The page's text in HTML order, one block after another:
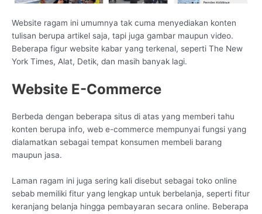
Website ragam ini umumnya tak cuma menyediakan konten
tulisan berupa artikel saja, tapi juga gambar maupun video.
Beberapa figur website kabar yang terkenal, seperti The New
York Times, Alat, Detik, dan masih banyak lagi.
Website E-Commerce
Berbeda dengan beberapa situs di atas yang memberi tahu
konten berupa info, web e-commerce mempunyai fungsi yang
dialamatkan sebagai tempat konsumen membeli barang
maupun jasa.
Laman ragam ini juga sering kali disebut sebagai toko online
sebab memiliki fitur yang lengkap untuk berbelanja, seperti fitur
keranjang belanja hingga pembayaran secara online. Beberapa